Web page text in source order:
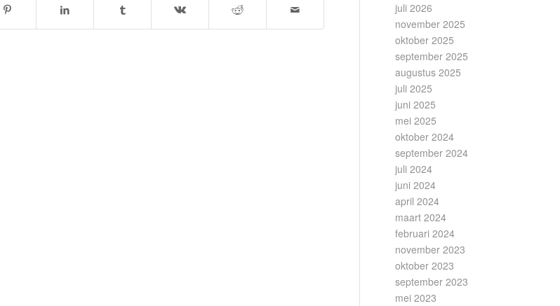
juli 2026
november 2025
oktober 2025
september 2025
augustus 2025
juli 2025
juni 2025
mei 2025
oktober 2024
september 2024
juli 2024
juni 2024
april 2024
maart 2024
februari 2024
november 2023
oktober 2023
september 2023
mei 2023